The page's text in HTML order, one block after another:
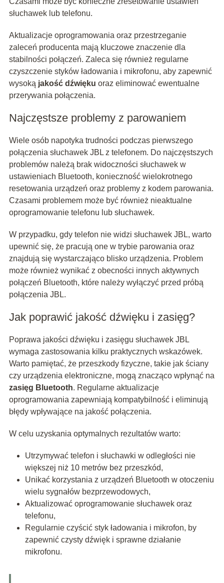
słuchawek lub telefonu.
Aktualizacje oprogramowania oraz przestrzeganie
zaleceń producenta mają kluczowe znaczenie dla
stabilności połączeń. Zaleca się również regularne
czyszczenie styków ładowania i mikrofonu, aby zapewnić
wysoką jakość dźwięku oraz eliminować ewentualne
przerywania połączenia.
Najczęstsze problemy z parowaniem
Wiele osób napotyka trudności podczas pierwszego
połączenia słuchawek JBL z telefonem. Do najczęstszych
problemów należą brak widoczności słuchawek w
ustawieniach Bluetooth, konieczność wielokrotnego
resetowania urządzeń oraz problemy z kodem parowania.
Czasami problemem może być również nieaktualne
oprogramowanie telefonu lub słuchawek.
W przypadku, gdy telefon nie widzi słuchawek JBL, warto
upewnić się, że pracują one w trybie parowania oraz
znajdują się wystarczająco blisko urządzenia. Problem
może również wynikać z obecności innych aktywnych
połączeń Bluetooth, które należy wyłączyć przed próbą
połączenia JBL.
Jak poprawić jakość dźwięku i zasięg?
Poprawa jakości dźwięku i zasięgu słuchawek JBL
wymaga zastosowania kilku praktycznych wskazówek.
Warto pamiętać, że przeszkody fizyczne, takie jak ściany
czy urządzenia elektroniczne, mogą znacząco wpłynąć na
zasięg Bluetooth. Regularne aktualizacje
oprogramowania zapewniają kompatybilność i eliminują
błędy wpływające na jakość połączenia.
W celu uzyskania optymalnych rezultatów warto:
Utrzymywać telefon i słuchawki w odległości nie
większej niż 10 metrów bez przeszkód,
Unikać korzystania z urządzeń Bluetooth w otoczeniu
wielu sygnałów bezprzewodowych,
Aktualizować oprogramowanie słuchawek oraz
telefonu,
Regularnie czyścić styk ładowania i mikrofon, by
zapewnić czysty dźwięk i sprawne działanie
mikrofonu.